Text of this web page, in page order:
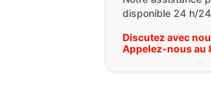
disponible 24 h/
Discutez avec
Appelez-nous